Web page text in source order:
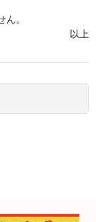
。
以上